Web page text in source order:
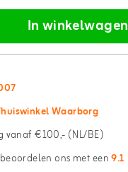
In winkelwagen
Waarborg
vanaf €100,- (NL/BE)
ons met een9.1